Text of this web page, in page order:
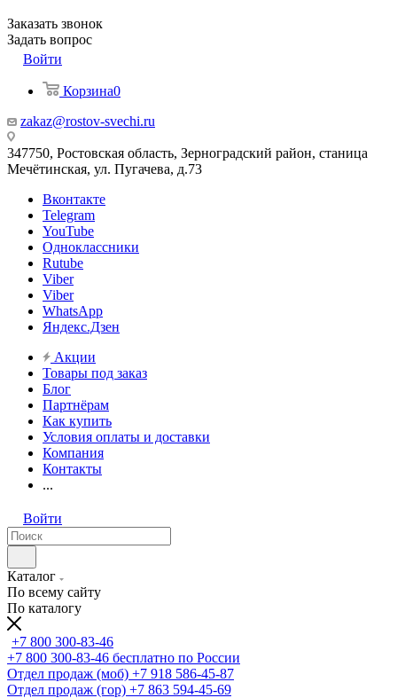
Заказать звонок
Задать вопрос
Войти
Корзина0
zakaz@rostov-svechi.ru
347750, Ростовская область, Зерноградский район, станица
Мечётинская, ул. Пугачева, д.73
Вконтакте
Telegram
YouTube
Одноклассники
Rutube
Viber
Viber
WhatsApp
Яндекс.Дзен
Акции
Товары под заказ
Блог
Партнёрам
Как купить
Условия оплаты и доставки
Компания
Контакты
...
Войти
Каталог
По всему сайту
По каталогу
+7 800 300-83-46
+7 800 300-83-46 бесплатно по России
Отдел продаж (моб) +7 918 586-45-87
Отдел продаж (гор) +7 863 594-45-69